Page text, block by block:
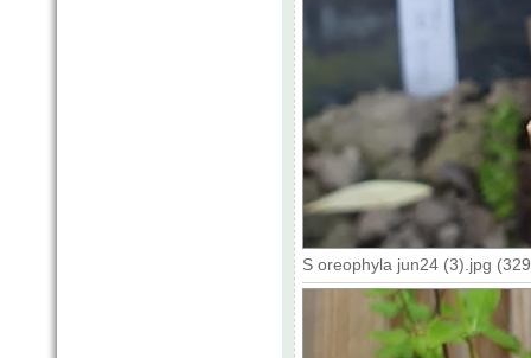
S oreophyla jun24 (3).jpg